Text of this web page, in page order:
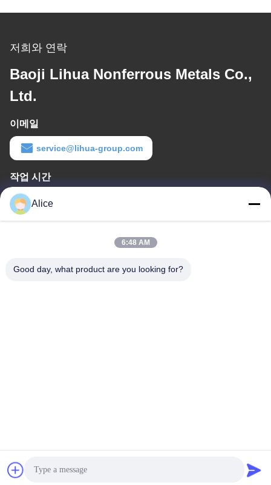
저희와 연락
Baoji Lihua Nonferrous Metals Co.,
Ltd.
이메일
service@lihua-group.com
작업 시간
8:30-18:00
우리 주소
중국 산시성
개인정보 보호 정책
Alice
6:48 AM
Good day, what product are you looking for?